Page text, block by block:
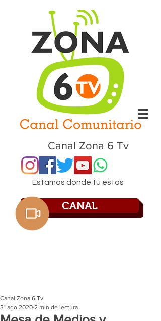
Canal Zona 6 Tv
Estamos donde tú estás
CANAL
Canal Zona 6 Tv
31 ago 2020 2 min de lectura